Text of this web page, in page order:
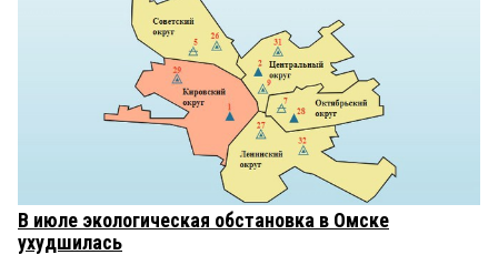
В июле экологическая обстановка в Омске
ухудшилась